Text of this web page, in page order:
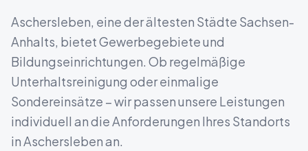
Aschersleben, eine der ältesten Städte Sachsen-
Anhalts, bietet Gewerbegebiete und
Bildungseinrichtungen. Ob regelmäßige
Unterhaltsreinigung oder einmalige
Sondereinsätze – wir passen unsere Leistungen
individuell an die Anforderungen Ihres Standorts
inAscherslebenan.